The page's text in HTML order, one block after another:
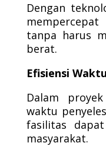
Dengan
tanpa harus
berat.
Efisiensi
Dalam
waktu
fasilitas
masyarakat.